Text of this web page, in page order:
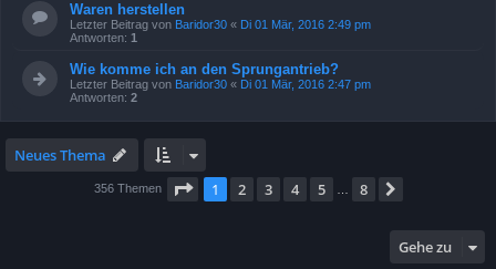
Waren herstellen
Letzter Beitrag von Baridor30 « Di 01 Mär, 2016 2:49 pm
Antworten: 1
Wie komme ich an den Sprungantrieb?
Letzter Beitrag von Baridor30 « Di 01 Mär, 2016 2:47 pm
Antworten: 2
Neues Thema
356 Themen Seite 1von8
1 2 3 4 5 8
Gehe zu